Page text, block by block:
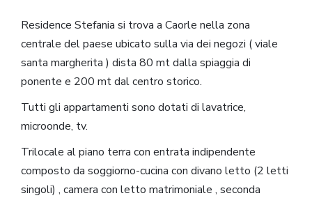
Residence Stefania si trova a Caorle nella zona
centrale del paese ubicato sulla via dei negozi ( viale
santa margherita ) dista 80 mt dalla spiaggia di
ponente e 200 mt dal centro storico.
Tutti gli appartamenti sono dotati di lavatrice,
microonde, tv.
Trilocale al piano terra con entrata indipendente
composto da soggiorno-cucina con divano letto (2 letti
singoli) , camera con letto matrimoniale , seconda